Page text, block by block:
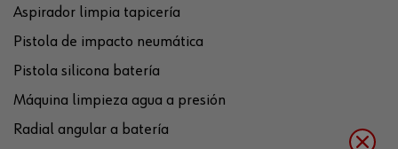
Aspirador limpia tapicería
Pistola de impacto neumática
Pistola silicona batería
Máquina limpieza agua a presión
Radial angular a batería